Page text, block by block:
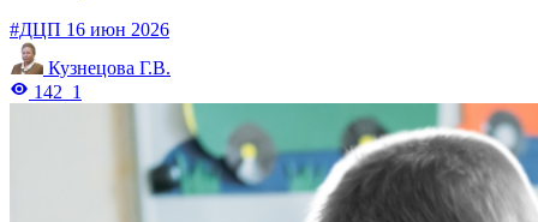
#ДЦП 16 июн 2026
Кузнецова Г.В.
142 1